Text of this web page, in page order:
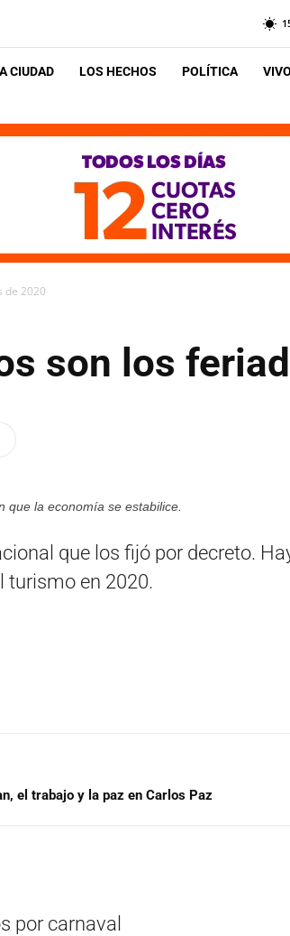
CIUDAD LOS HECHOS POLÍTICA
de 2020
son los
que la economía se estabilice.
que los fijó por decreto.
turismo en 2020.
el trabajo y la paz en Carlos Paz
por carnaval